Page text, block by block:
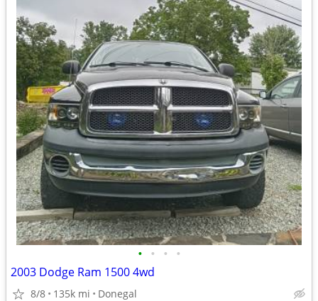
• • • •
2003 Dodge Ram 1500 4wd
8/8 135k mi Donegal